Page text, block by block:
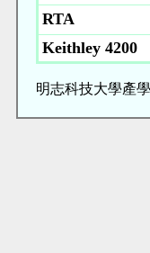
RTA
Keithley 4200
明志科技大學產